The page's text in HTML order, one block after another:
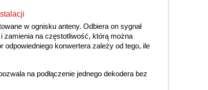
w ognisku anteny. Odbiera on sygnał
zamienia na częstotliwość, którą można
odpowiedniego konwertera zależy od tego, ile
na podłączenie jednego dekodera bez